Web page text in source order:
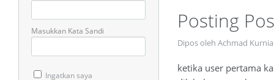
Masukkan Kata Sandi
Ingatkan saya
Posting
Dipos oleh Achmad
ketika user pertama